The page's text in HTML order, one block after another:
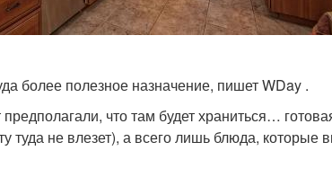
более полезное назначение, пишет WDay .
что там будет храниться…
туда не влезет), а всего лишь блюда, которые